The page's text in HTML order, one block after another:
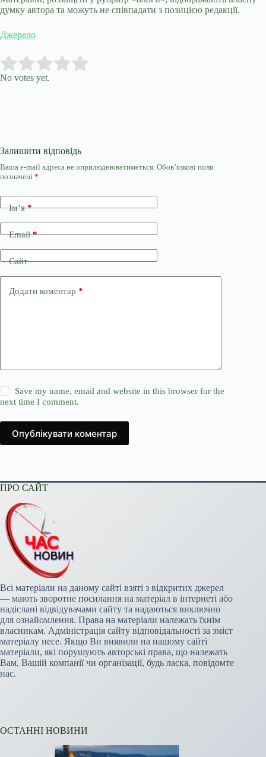
думку автора та можуть не співпадати з позицією редакції.
Джерело
Rate this item:
No votes yet.
Залишити відповідь
Ваша e-mail адреса не оприлюднюватиметься. Обов’язкові поля
позначені *
Ім’я*
Email*
Сайт
Додати коментар *
Save my name, email and website in this browser for the
next time I comment.
Опублікувати коментар
ПРО САЙТ
Всі матеріали на даному сайті взяті з відкритих джерел
— мають зворотне посилання на матеріал в інтернеті або
надіслані відвідувачами сайту та надаються виключно
для ознайомлення. Права на матеріали належать їхнім
власникам. Адміністрація сайту відповідальності за зміст
матеріалу несе. Якщо Ви виявили на нашому сайті
матеріали, які порушують авторські права, що належать
Вам, Вашій компанії чи організації, будь ласка, повідомте
нас.
ОСТАННІ НОВИНИ